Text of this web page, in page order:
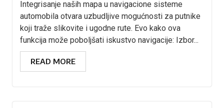
Integrisanje naših mapa u navigacione sisteme
automobila otvara uzbudljive mogućnosti za putnike
koji traže slikovite i ugodne rute. Evo kako ova
funkcija može poboljšati iskustvo navigacije: Izbor...
READ MORE